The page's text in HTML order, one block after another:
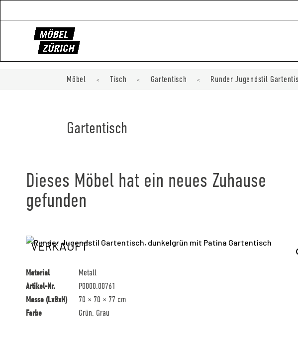
Möbel < Tisch < Gartentisch < Runder Jugendstil
Gartentisch
Dieses Möbel hat ein neues Zuhause
gefunden
VERKAUFT
Material
Metall
Artikel-Nr.
P0000.00761
Masse (LxBxH)
70 × 70 × 77 cm
Farbe
Grün, Grau